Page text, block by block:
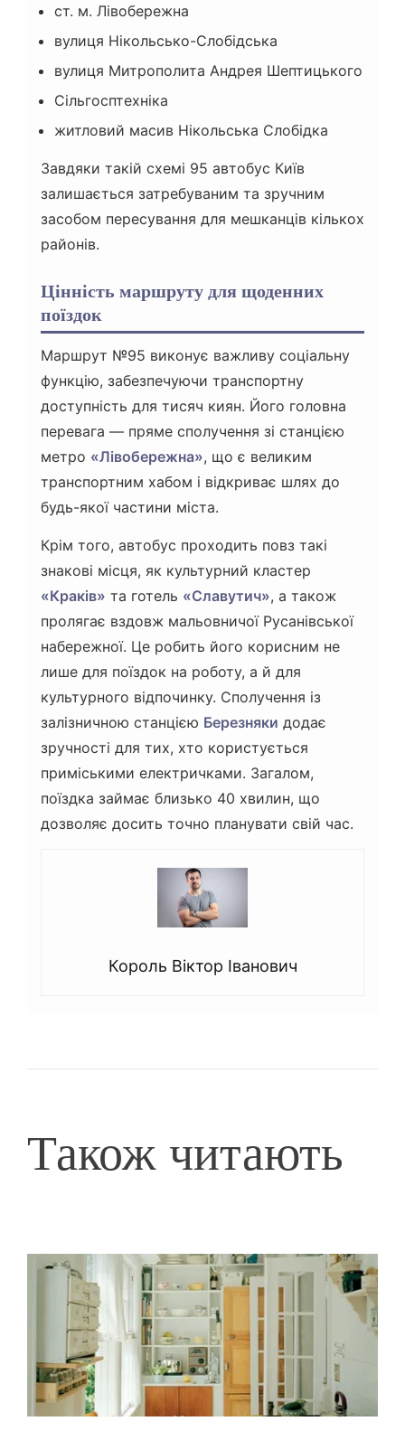
ст. м. Лівобережна
вулиця Нікольсько-Слобідська
вулиця Митрополита Андрея Шептицького
Сільгосптехніка
житловий масив Нікольська Слобідка
Завдяки такій схемі 95 автобус Київ
залишається затребуваним та зручним
засобом пересування для мешканців кількох
районів.
Цінність маршруту для щоденних
поїздок
Маршрут №95 виконує важливу соціальну
функцію, забезпечуючи транспортну
доступність для тисяч киян. Його головна
перевага — пряме сполучення зі станцією
метро «Лівобережна», що є великим
транспортним хабом і відкриває шлях до
будь-якої частини міста.
Крім того, автобус проходить повз такі
знакові місця, як культурний кластер
«Краків» та готель «Славутич», а також
пролягає вздовж мальовничої Русанівської
набережної. Це робить його корисним не
лише для поїздок на роботу, а й для
культурного відпочинку. Сполучення із
залізничною станцією Березняки додає
зручності для тих, хто користується
приміськими електричками. Загалом,
поїздка займає близько 40 хвилин, що
дозволяє досить точно планувати свій час.
Король Віктор Іванович
Також читають